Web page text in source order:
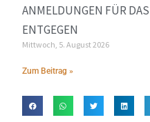
ANMELDUNGEN FÜR
ENTGEGEN
Mittwoch, 5. August 2026
Zum Beitrag »